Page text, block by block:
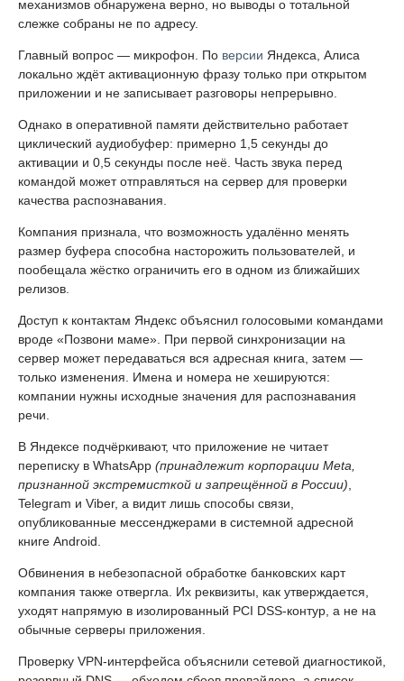
механизмов обнаружена верно, но выводы о тотальной
слежке собраны не по адресу.
Главный вопрос — микрофон. По версии Яндекса, Алиса
локально ждёт активационную фразу только при открытом
приложении и не записывает разговоры непрерывно.
Однако в оперативной памяти действительно работает
циклический аудиобуфер: примерно 1,5 секунды до
активации и 0,5 секунды после неё. Часть звука перед
командой может отправляться на сервер для проверки
качества распознавания.
Компания признала, что возможность удалённо менять
размер буфера способна насторожить пользователей, и
пообещала жёстко ограничить его в одном из ближайших
релизов.
Доступ к контактам Яндекс объяснил голосовыми командами
вроде «Позвони маме». При первой синхронизации на
сервер может передаваться вся адресная книга, затем —
только изменения. Имена и номера не хешируются:
компании нужны исходные значения для распознавания
речи.
В Яндексе подчёркивают, что приложение не читает
переписку в WhatsApp (принадлежит корпорации Meta,
признанной экстремисткой и запрещённой в России),
Telegram и Viber, а видит лишь способы связи,
опубликованные мессенджерами в системной адресной
книге Android.
Обвинения в небезопасной обработке банковских карт
компания также отвергла. Их реквизиты, как утверждается,
уходят напрямую в изолированный PCI DSS-контур, а не на
обычные серверы приложения.
Проверку VPN-интерфейса объяснили сетевой диагностикой,